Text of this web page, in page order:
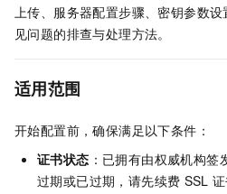
上传、服务器配置步骤、密钥参数
见问题的排查与处理方法。
适用范围
开始配置前，确保满足以下条件：
证书状态 ：已拥有由权威机构
过期或已过期，请先续费 SSL 证